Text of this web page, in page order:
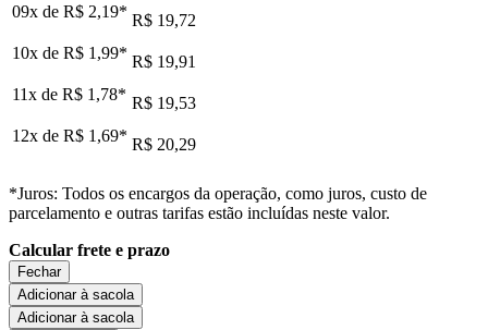
09x de R$ 2,19* R$ 19,72
10x de R$ 1,99* R$ 19,91
11x de R$ 1,78* R$ 19,53
12x de R$ 1,69* R$ 20,29
*Juros: Todos os encargos da operação, como juros, custo de
parcelamento e outras tarifas estão incluídas neste valor.
Calcular frete e prazo
Fechar
Adicionar à sacola
Adicionar à sacola